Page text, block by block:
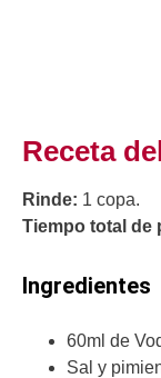
Receta
Rinde: 1 copa.
Tiempo total de
Ingredientes
60ml de
Sal y